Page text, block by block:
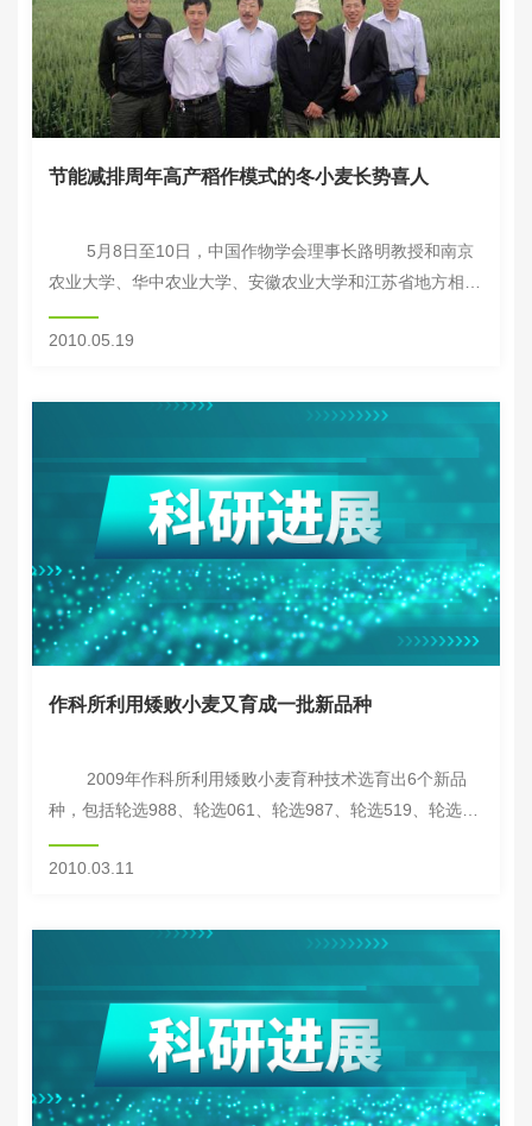
节能减排周年高产稻作模式的冬小麦长势喜人
5月8日至10日，中国作物学会理事长路明教授和南京
农业大学、华中农业大学、安徽农业大学和江苏省地方相关
部门领导和专家，检查了由中国农业科学院作物科学研究所
主持实施的“江淮稻区节能减排耕...
2010.05.19
作科所利用矮败小麦又育成一批新品种
2009年作科所利用矮败小麦育种技术选育出6个新品
种，包括轮选988、轮选061、轮选987、轮选519、轮选
496和轮选716，这些品种于2009年分别通过国家、河北省
和天津审定，适...
2010.03.11